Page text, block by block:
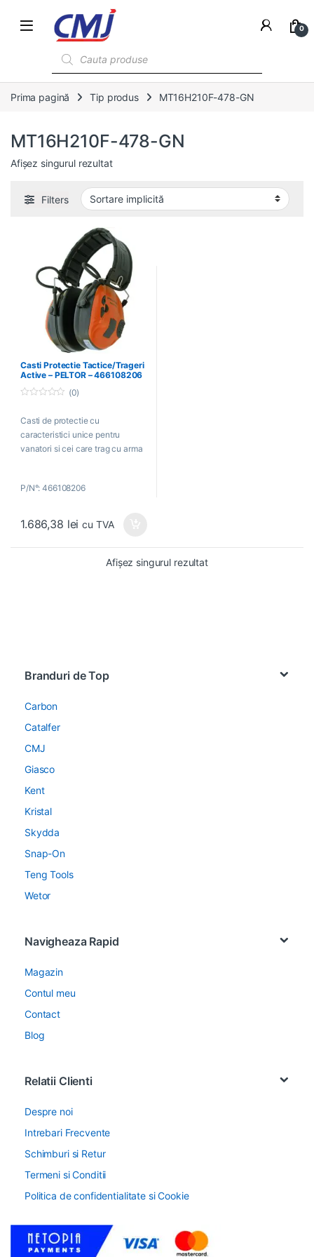
0
Prima pagină Tip produs MT16H210F-478-GN
MT16H210F-478-GN
Afișez singurul rezultat
Filters
Casti Protectie Tactice/Trageri
Active – PELTOR – 466108206
u
o
f
5
(0)
Casti de protectie cu
caracteristici unice pentru
vanatori si cei care trag cu arma
P/N°: 466108206
1.686,38 lei cu TVA
Afișez singurul rezultat
Branduri de Top
Carbon
Catalfer
CMJ
Giasco
Kent
Kristal
Skydda
Snap-On
Teng Tools
Wetor
Navigheaza Rapid
Magazin
Contul meu
Contact
Blog
Relatii Clienti
Despre noi
Intrebari Frecvente
Schimburi si Retur
Termeni si Conditii
Politica de confidentialitate si Cookie